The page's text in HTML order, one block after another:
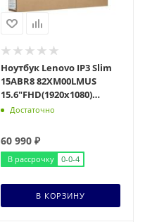
Ноутбук Lenovo IP3 Slim
15ABR8 82XM00LMUS
15.6"FHD(1920x1080)
IPS/Ryzen 7 5825U
Достаточно
60 990₽
В рассрочку 0-0-4
В КОРЗИНУ